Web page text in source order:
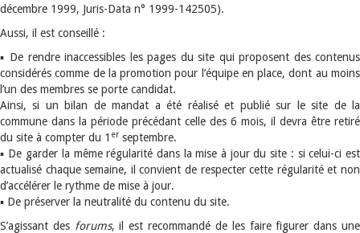
décembre 1999, Juris-Data n° 1999-142505).
Aussi, il est conseillé :
▪ De rendre inaccessibles les pages du site qui proposent des contenus
considérés comme de la promotion pour l’équipe en place, dont au moins
l’un des membres se porte candidat.
Ainsi, si un bilan de mandat a été réalisé et publié sur le site de la
commune dans la période précédant celle des 6 mois, il devra être retiré
du site à compter du 1 er septembre.
▪ De garder la même régularité dans la mise à jour du site : si celui-ci est
actualisé chaque semaine, il convient de respecter cette régularité et non
d’accélérer le rythme de mise à jour.
▪ De préserver la neutralité du contenu du site.
S’agissant des forums, il est recommandé de les faire figurer dans une